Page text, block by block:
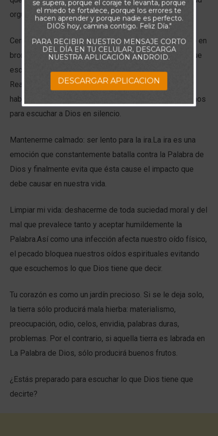
orgullosa.
Cerrar mis labios: ser lento para hablar.Alguien ha dicho en
broma: “Dios nos ha dado una boca y dos oídos para que
escuchemos dos veces más de lo que hablamos”
Realmente no podemos escuchar a Dios si estamos
hablando constantemente. A veces debemos prepararnos
para escuchar a Dios en silencio.
Mantenerme calmado: ser lento para la ira.La ira es una
emoción que constantemente batalla contra la Palabra de
Dios y finalmente evita que ésta cause el impacto que
debe causar en nuestra vida.
Limpiar mi vida: deshacerme de toda suciedad moral y del
mal que prevalece tanto y aceptar humildemente la
Palabra.Así como una infección afecta nuestro oído físico,
el pecado bloquea nuestros oídos espirituales evitando
que escuchemos lo que Dios tiene que decir.
Tu corazón es como un jardín precioso. Si se le deja solo,
la tierra sólo producirá mala hierba: materialismo,
preocupación, odio, celos, envidia, palabras duras,
problemas. Por el contrario, si aquella tierra es labrada en
La Palabra de Dios, sólo producirá buenos frutos.
¿Estás preparado para escuchar lo que Dios tiene que
decirte?
se supera, porque el coraje te levanta, porque
el miedo te fortalece, porque los errores te
hacen aprender y porque nadie es perfecto.
DIOS hoy, camina contigo. Feliz Día."
PARA RECIBIR NUESTRO MENSAJE CORTO
DEL DÍA EN TU CELULAR, DESCARGA
NUESTRA APLICACIÓN ANDROID.
DESCARGAR APLICACION